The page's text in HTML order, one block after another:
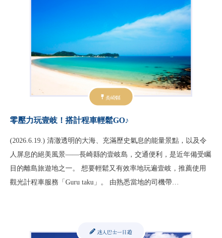
長崎縣
零壓力玩壹岐！搭計程車輕鬆GO♪
(2026.6.19.) 清澈透明的大海、充滿歷史氣息的能量景點，以及令
人屏息的絕美風景——長崎縣的壹岐島，交通便利，是近年備受矚
目的離島旅遊地之一。 想要輕鬆又有效率地玩遍壹岐，推薦使用
觀光計程車服務「Guru taku」。 由熟悉當地的司機帶…
迷人巴士一日遊